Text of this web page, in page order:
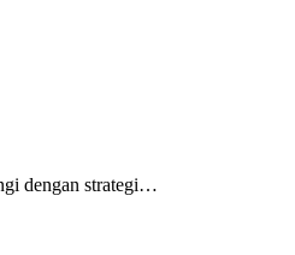
dengan strategi…